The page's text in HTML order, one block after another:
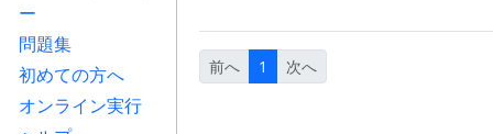
ー
問題集
初めての方へ
オンライン実行
前へ 1 次へ